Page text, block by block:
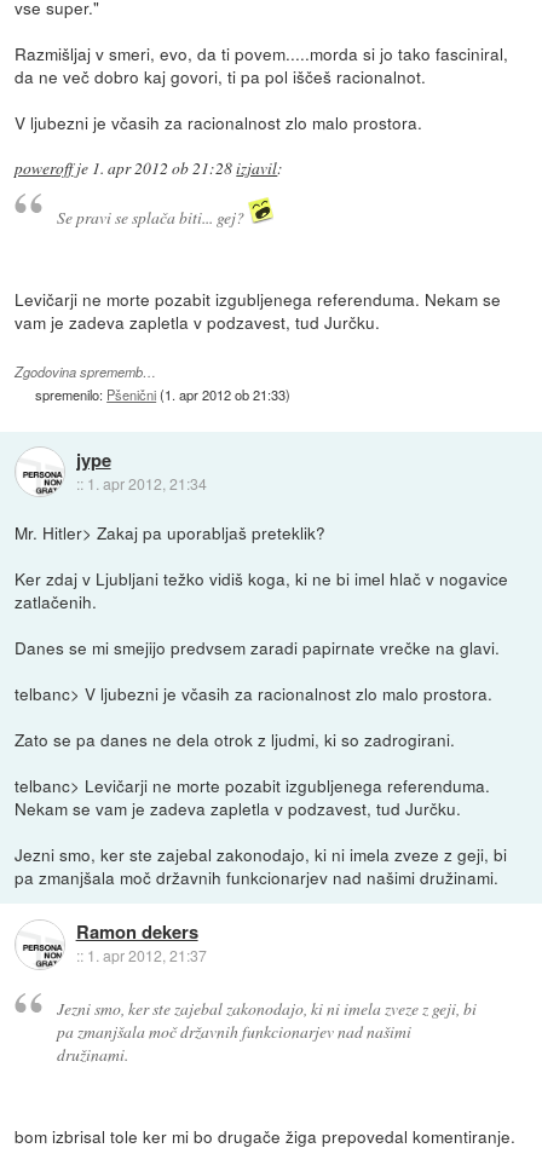
vse super."
Razmišljaj v smeri, evo, da ti povem.....morda si jo tako fasciniral,
da ne več dobro kaj govori, ti pa pol iščeš racionalnot.
V ljubezni je včasih za racionalnost zlo malo prostora.
poweroffje 1. apr 2012 ob 21:28izjavil:
Se pravi se splača biti... gej?
Levičarji ne morte pozabit izgubljenega referenduma. Nekam se
vam je zadeva zapletla v podzavest, tud Jurčku.
Zgodovina sprememb…
spremenilo: Pšenični(1. apr 2012 ob 21:33)
jype
:: 1. apr 2012, 21:34
Mr. Hitler> Zakaj pa uporabljaš preteklik?
Ker zdaj v Ljubljani težko vidiš koga, ki ne bi imel hlač v nogavice
zatlačenih.
Danes se mi smejijo predvsem zaradi papirnate vrečke na glavi.
telbanc> V ljubezni je včasih za racionalnost zlo malo prostora.
Zato se pa danes ne dela otrok z ljudmi, ki so zadrogirani.
telbanc> Levičarji ne morte pozabit izgubljenega referenduma.
Nekam se vam je zadeva zapletla v podzavest, tud Jurčku.
Jezni smo, ker ste zajebal zakonodajo, ki ni imela zveze z geji, bi
pa zmanjšala moč državnih funkcionarjev nad našimi družinami.
Ramon dekers
:: 1. apr 2012, 21:37
Jezni smo, ker ste zajebal zakonodajo, ki ni imela zveze z geji, bi
pa zmanjšala moč državnih funkcionarjev nad našimi
družinami.
bom izbrisal tole ker mi bo drugače žiga prepovedal komentiranje.